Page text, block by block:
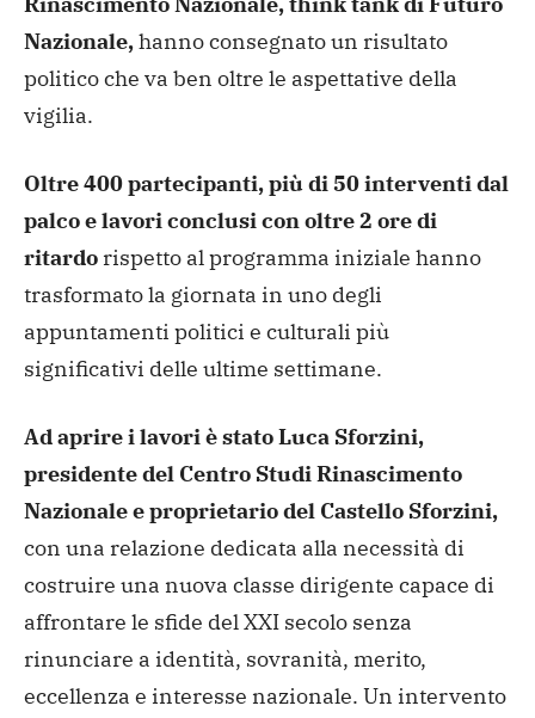
Nazionale,hanno consegnato un risultato
politico che va ben oltre le aspettative della
vigilia.
Oltre 400 partecipanti, più di 50 interventi dal
palco e lavori conclusi con oltre 2 ore di
ritardo rispetto al programma iniziale hanno
trasformato la giornata in uno degli
appuntamenti politici e culturali più
significativi delle ultime settimane.
Ad aprire i lavori è stato Luca Sforzini,
presidente del Centro Studi Rinascimento
Nazionale e proprietario del Castello Sforzini,
con una relazione dedicata alla necessità di
costruire una nuova classe dirigente capace di
affrontare le sfide del XXI secolo senza
rinunciare a identità, sovranità, merito,
eccellenza e interesse nazionale. Un intervento